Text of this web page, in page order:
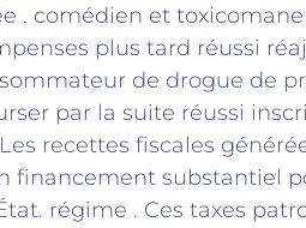
. comédien et
plus tard réussi
de drogue de
par la suite réussi
recettes fiscales
financement substantiel
régime . Ces taxes